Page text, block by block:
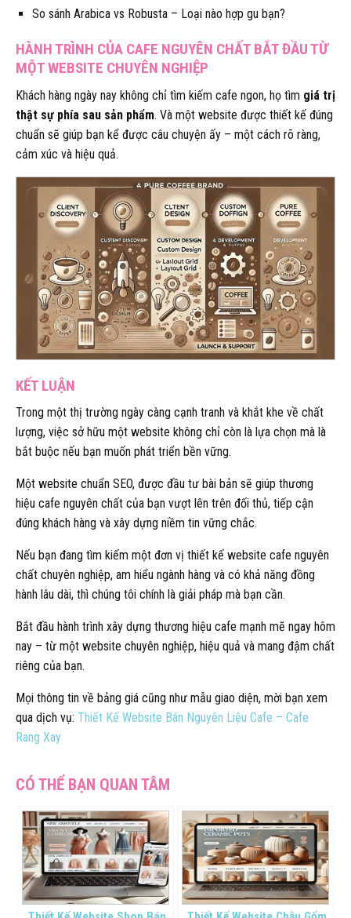
So sánh Arabica vs Robusta – Loại nào hợp gu bạn?
HÀNH TRÌNH CỦA CAFE NGUYÊN CHẤT BẮT ĐẦU TỪ
MỘT WEBSITE CHUYÊN NGHIỆP
Khách hàng ngày nay không chỉ tìm kiếm cafe ngon, họ tìm giá trị
thật sự phía sau sản phẩm. Và một website được thiết kế đúng
chuẩn sẽ giúp bạn kể được câu chuyện ấy – một cách rõ ràng,
cảm xúc và hiệu quả.
KẾT LUẬN
Trong một thị trường ngày càng cạnh tranh và khắt khe về chất
lượng, việc sở hữu một website không chỉ còn là lựa chọn mà là
bắt buộc nếu bạn muốn phát triển bền vững.
Một website chuẩn SEO, được đầu tư bài bản sẽ giúp thương
hiệu cafe nguyên chất của bạn vượt lên trên đối thủ, tiếp cận
đúng khách hàng và xây dựng niềm tin vững chắc.
Nếu bạn đang tìm kiếm một đơn vị thiết kế website cafe nguyên
chất chuyên nghiệp, am hiểu ngành hàng và có khả năng đồng
hành lâu dài, thì chúng tôi chính là giải pháp mà bạn cần.
Bắt đầu hành trình xây dựng thương hiệu cafe mạnh mẽ ngay hôm
nay – từ một website chuyên nghiệp, hiệu quả và mang đậm chất
riêng của bạn.
Mọi thông tin về bảng giá cũng như mẫu giao diện, mời bạn xem
qua dịch vụ: Thiết Kế Website Bán Nguyên Liệu Cafe – Cafe
Rang Xay